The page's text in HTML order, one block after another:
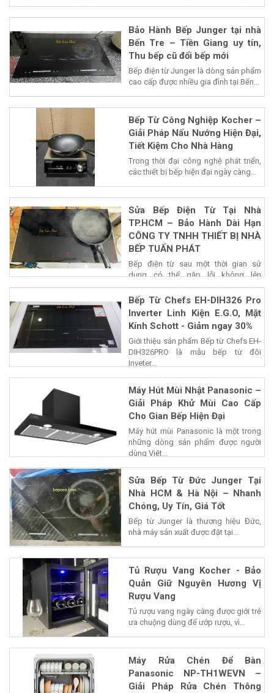
Bảo Hành Bếp Junger tại nhà
Bến Tre – Tiền Giang uy tín,
Thu bếp cũ đổi bếp mới
Bếp điện từ Junger là dòng sản phẩm
cao cấp được nhiều gia đình tại Bến...
Bếp Từ Công Nghiệp Kocher –
Giải Pháp Nấu Nướng Hiện Đại,
Tiết Kiệm Cho Nhà Hàng
Trong thời đại công nghệ phát triển,
các thiết bị bếp hiện đại ngày càng...
Sửa Bếp Điện Từ Tại Nhà
TP.HCM – Bảo Hành Dài Hạn
CÔNG TY TNHH THIẾT BỊ NHÀ
BẾP TUẤN PHÁT
Bếp điện từ sau một thời gian sử
dụng có thể gặp lỗi không lên
nguồn,...
Bếp Từ Chefs EH-DIH326 Pro
Inverter Linh Kiện E.G.O, Mặt
Kính Schott - Giảm ngay 30%
Giới thiệu sản phẩm Bếp từ Chefs EH-
DIH326PRO là mẫu bếp từ đôi
Inveter...
Máy Hút Mùi Nhật Panasonic –
Giải Pháp Khử Mùi Cao Cấp
Cho Gian Bếp Hiện Đại
Máy hút mùi Panasonic là một trong
những dòng sản phẩm được người
dùng Việt...
Sửa Bếp Từ Đức Junger Tại
Nhà HCM & Hà Nội – Nhanh
Chóng, Uy Tín, Giá Tốt
Bếp từ Junger là thương hiệu Đức,
nhà máy sản xuất được đặt tại...
Tủ Rượu Vang Kocher - Bảo
Quản Giữ Nguyên Hương Vị
Rượu Vang
Tủ rượu vang ngày càng được giới trẻ
ưa chuộng dùng để ướp rượu, vì...
Máy Rửa Chén Để Bàn
Panasonic NP-TH1WEVN –
Giải Pháp Rửa Chén Thông